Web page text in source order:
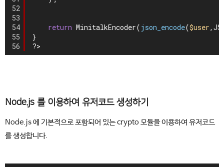
52
53
54
55
56
return MinitalkEncoder( json_encode($user
}
?>
Node.js 를 이용하여 유저코드 생성하기
Node.js 에 기본적으로 포함되어 있는 crypto 모듈을 이용하여 유저코드
를 생성합니다.